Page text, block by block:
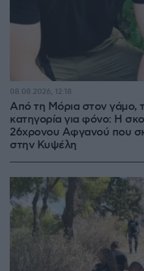
Από τη Μόρια στον γάμο,
κατηγορία για φόνο: Η
26χρονου Αφγανού που
στην Κυψέλη
08.08.2026, 12:18